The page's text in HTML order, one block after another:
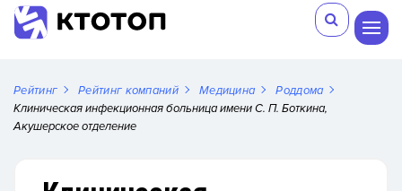
Рейтинг Рейтинг компаний Медицина
Роддома
Клиническая инфекционная больница имени С. П. Боткина,
Акушерское отделение